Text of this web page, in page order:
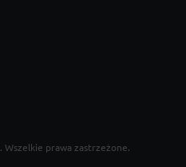
. Wszelkie prawa zastrzeżone.